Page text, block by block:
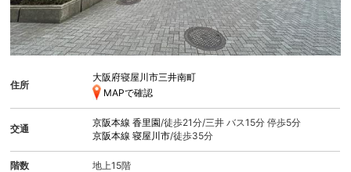
住所
大阪府寝屋川市三井南町
MAPで確認
交通
京阪本線香里園/徒歩21分/三井 バス15分 停歩5分
京阪本線寝屋川市/徒歩35分
階数 地上15階